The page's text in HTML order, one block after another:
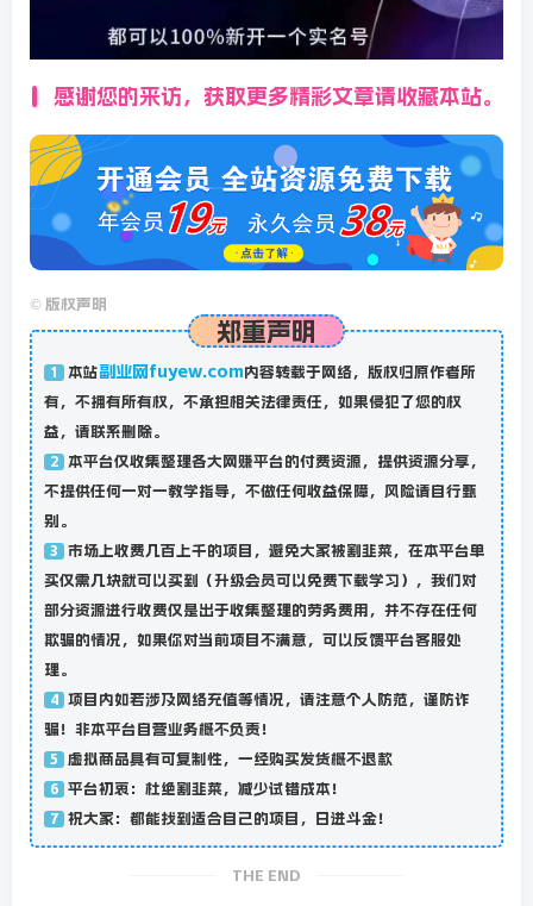
感谢您的来访，获取更多精彩文章请收藏本站。
© 版权声明
郑重声明
1 本站副业网fuyew.com内容转载于网络，版权归原作者所
有，不拥有所有权，不承担相关法律责任，如果侵犯了您的权
益，请联系删除。
2
本平台仅收集整理各大网赚平台的付费资源，提供资源分享，
不提供任何一对一教学指导，不做任何收益保障，风险请自行甄
别。
3
市场上收费几百上千的项目，避免大家被割韭菜，在本平台单
买仅需几块就可以买到（升级会员可以免费下载学习），我们对
部分资源进行收费仅是出于收集整理的劳务费用，并不存在任何
欺骗的情况，如果你对当前项目不满意，可以反馈平台客服处
理。
4
项目内如若涉及网络充值等情况，请注意个人防范，谨防诈
骗！非本平台自营业务概不负责！
5 虚拟商品具有可复制性，一经购买发货概不退款
6 平台初衷：杜绝割韭菜，减少试错成本！
7 祝大家：都能找到适合自己的项目，日进斗金！
THE END